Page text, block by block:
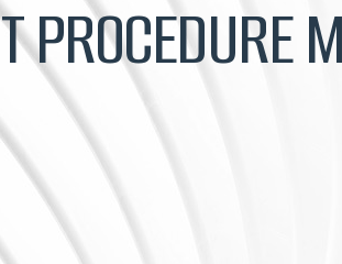
PROCEDURE